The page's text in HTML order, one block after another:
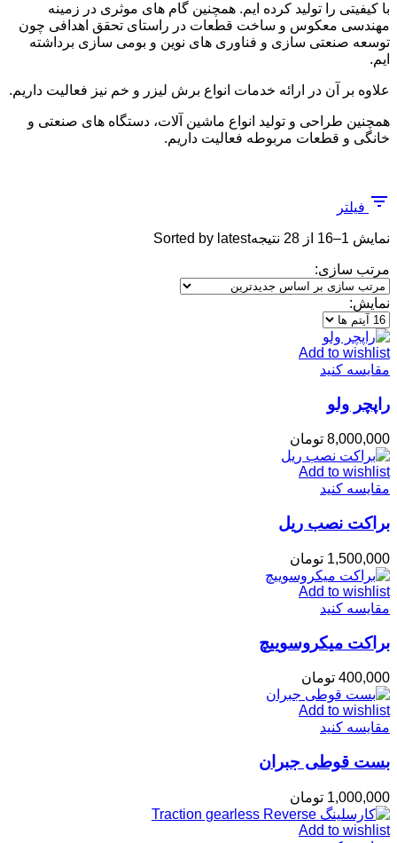
با کیفیتی را تولید کرده ایم. همچنین گام های موثری در زمینه
مهندسی معکوس و ساخت قطعات در راستای تحقق اهدافی چون
توسعه صنعتی سازی و فناوری های نوین و بومی سازی برداشته
ایم.
علاوه بر آن در ارائه خدمات انواع برش لیزر و خم نیز فعالیت داریم.
همچنین طراحی و تولید انواع ماشین آلات، دستگاه های صنعتی و
خانگی و قطعات مربوطه فعالیت داریم.
فیلتر
نمایش 1–16 از 28 نتیجه Sorted by latest
مرتب سازی:
نمایش:
Add to wishlist
مقایسه کنید
راپچر ولو
8,000,000 تومان
Add to wishlist
مقایسه کنید
براکت نصب ریل
1,500,000 تومان
Add to wishlist
مقایسه کنید
براکت میکروسوییچ
400,000 تومان
Add to wishlist
مقایسه کنید
بست قوطی جبران
1,000,000 تومان
Add to wishlist